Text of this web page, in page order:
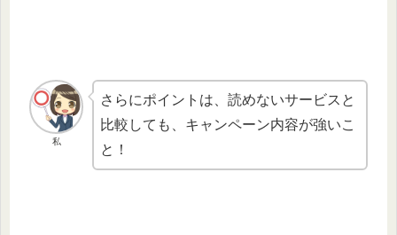
私
さらにポイントは、読めないサービスと
比較しても、キャンペーン内容が強いこ
と！